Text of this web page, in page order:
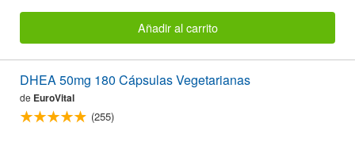
Añadir al carrito
DHEA 50mg 180 Cápsulas Vegetarianas
de EuroVital
(255)